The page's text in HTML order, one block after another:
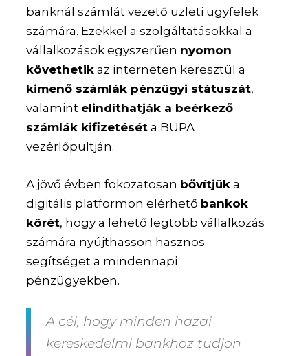
banknál számlát vezető üzleti ügyfelek
számára. Ezekkel a szolgáltatásokkal a
vállalkozások egyszerűen nyomon
követhetik az interneten keresztül a
kimenő számlák pénzügyi státuszát,
valamint elindíthatják a beérkező
számlák kifizetését a BUPA
vezérlőpultján.
A jövő évben fokozatosan bővítjük a
digitális platformon elérhető bankok
körét, hogy a lehető legtöbb vállalkozás
számára nyújthasson hasznos
segítséget a mindennapi
pénzügyekben.
A cél, hogy minden hazai
kereskedelmi bankhoz tudjon